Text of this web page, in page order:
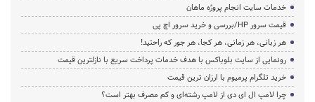
خدمات سایت انجام پروژه ماهان
قیمت سرور HP/بررسی و خرید سرور اچ پی
هر زبانی، هر زمانی، هر کجا، هر جور که راحتید!
رونمایی از سایت بلوباکس با هدف خدمات پرداخت سریع با نازلترین قیمت
خرید تلگرام پرمیوم با ارزان ترین قیمت
چرا لامپ ال ای دی از لامپ رشته‌ای و کم مصرف بهتر است؟